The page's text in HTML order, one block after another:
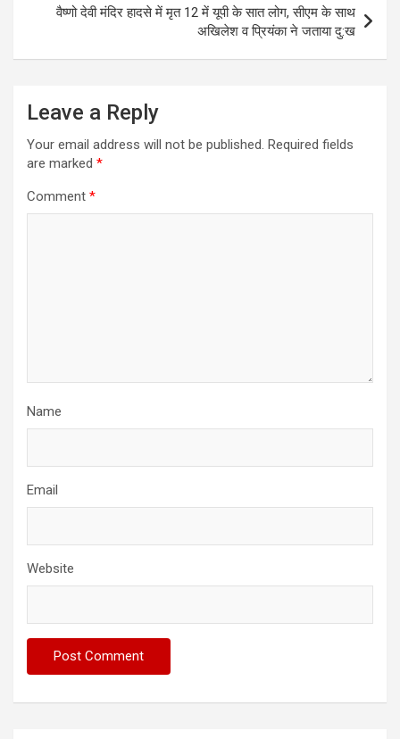
वैष्णो देवी मंदिर हादसे में मृत 12 में यूपी के सात लोग, सीएम के साथ
अखिलेश व प्रियंका ने जताया दु:ख
Leave a Reply
Your email address will not be published. Required fields
are marked *
Comment *
Name
Email
Website